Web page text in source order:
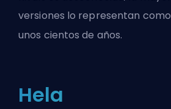
versiones lo representan
unos cientos de años.
Hela